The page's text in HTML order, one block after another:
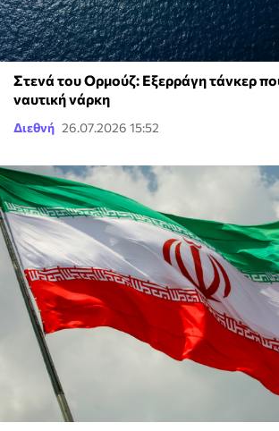
Στενά του Ορμούζ: Εξερράγη τάνκερ
ναυτική νάρκη
Διεθνή 26.07.2026 15:52